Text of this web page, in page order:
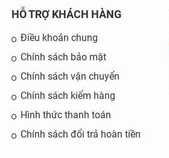
HỖ TRỢ KHÁCH HÀNG
Điều khoản chung
Chính sách bảo mật
Chính sách vận chuyển
Chính sách kiểm hàng
Hình thức thanh toán
Chính sách đổi trả hoàn tiền